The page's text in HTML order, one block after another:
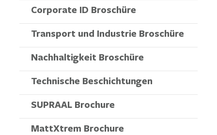
Corporate ID Broschüre
Transport und Industrie Broschüre
Nachhaltigkeit Broschüre
Technische Beschichtungen
SUPRAAL Brochure
MattXtrem Brochure